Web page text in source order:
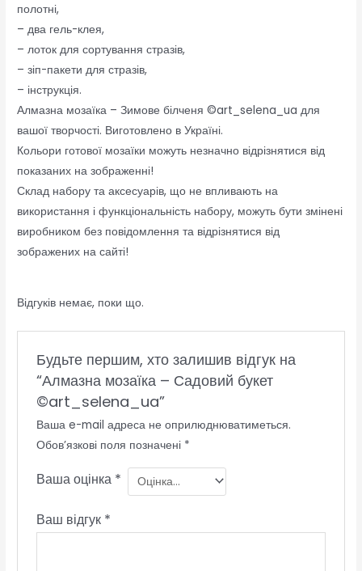
полотні,
– два гель-клея,
– лоток для сортування стразів,
– зіп-пакети для стразів,
– інструкція.
Алмазна мозаїка – Зимове білченя ©art_selena_ua для
вашої творчості. Виготовлено в Україні.
Кольори готової мозаїки можуть незначно відрізнятися від
показаних на зображенні!
Склад набору та аксесуарів, що не впливають на
використання і функціональність набору, можуть бути змінені
виробником без повідомлення та відрізнятися від
зображених на сайті!
Відгуків немає, поки що.
Будьте першим, хто залишив відгук на
“Алмазна мозаїка – Садовий букет
©art_selena_ua”
Ваша e-mail адреса не оприлюднюватиметься.
Обов’язкові поля позначені *
Ваша оцінка *
Ваш відгук *